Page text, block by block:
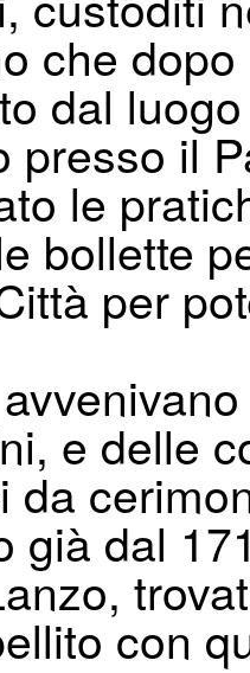
che
dal
presso il
le
bollette
per
e delle
da
già dal
con